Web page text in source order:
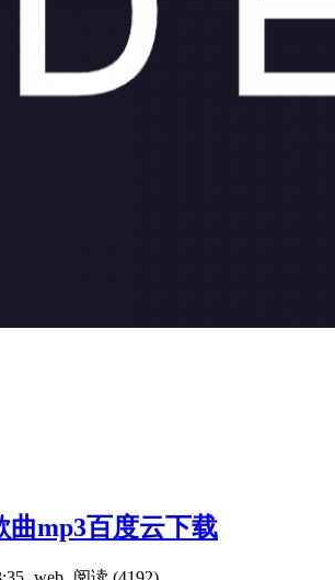
曲mp3百度云下载